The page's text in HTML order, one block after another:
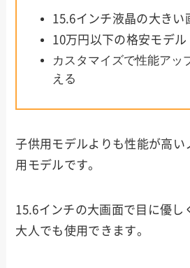
15.6インチ液晶の大きい
10万円以下の格安モデル
カスタマイズで性能アッ
える
子供用モデルよりも性能が高い
用モデルです。
15.6インチの大画面で目に優し
大人でも使用できます。